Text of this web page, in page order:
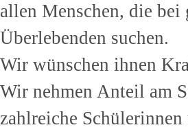
allen Menschen, die
Überlebenden suchen.
Wir wünschen ihnen
Wir nehmen Anteil am
zahlreiche